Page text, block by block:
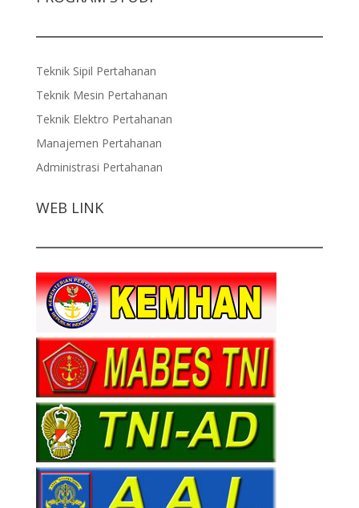
Teknik Sipil Pertahanan
Teknik Mesin Pertahanan
Teknik Elektro Pertahanan
Manajemen Pertahanan
Administrasi Pertahanan
WEB LINK